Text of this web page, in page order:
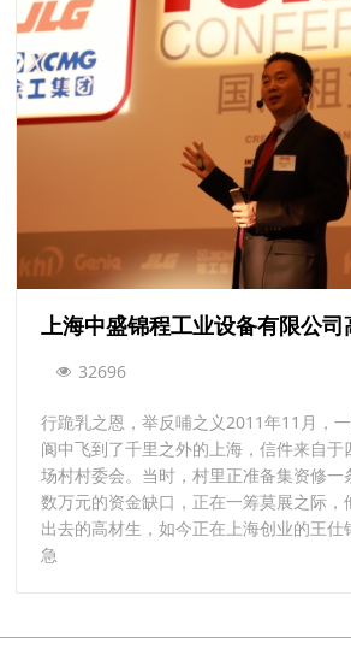
32696
行跪乳之恩，举反哺之义2011年11月，
阆中飞到了千里之外的上海，信件来自于
场村村委会。当时，村里正准备集资修一
数万元的资金缺口，正在一筹莫展之际，
出去的高材生，如今正在上海创业的王仕
急